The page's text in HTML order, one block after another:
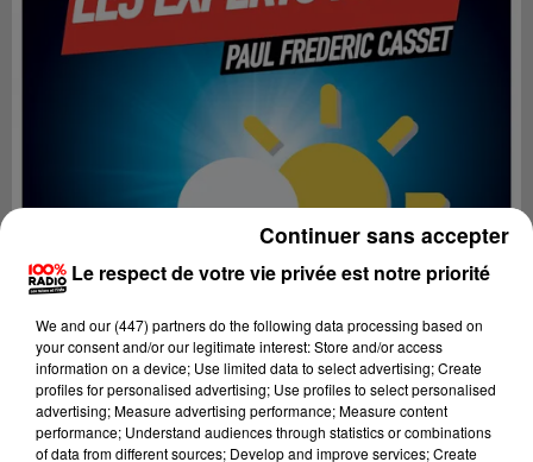
Le respect de votre vie privée est notre priorité
We and our (447) partnersdo the following data processing based on
your consent and/or our legitimate interest: Store and/or access
information on a device; Use limited data to select advertising; Create
profiles for personalised advertising; Use profiles to select personalised
advertising; Measure advertising performance; Measure content
performance; Understand audiences through statistics or combinations
of data from different sources; Develop and improve services; Create
Continuer sans accepter